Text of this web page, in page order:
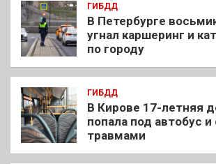
ГИБДД
В Петербурге
угнал каршеринг и
по городу
ГИБДД
В Кирове 17-летняя
попала под автобус
травмами